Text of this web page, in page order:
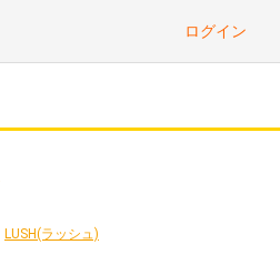
ログイン
LUSH(ラッシュ)